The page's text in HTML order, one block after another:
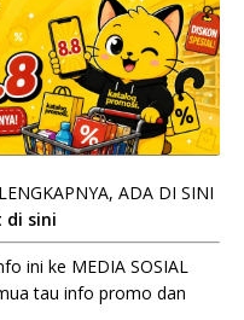
ADA DI SINI
di sini
ini ke MEDIA SOSIAL
tau info promo dan